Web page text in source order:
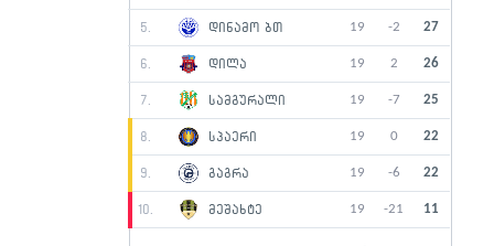
5. დინამო ბთ 19 -2 27
6. დილა 19 2 26
7. სამგურალი 19 -7 25
8. სპაერი 19 0 22
9. გაგრა 19 -6 22
10. მეშახტე 19 -21 11